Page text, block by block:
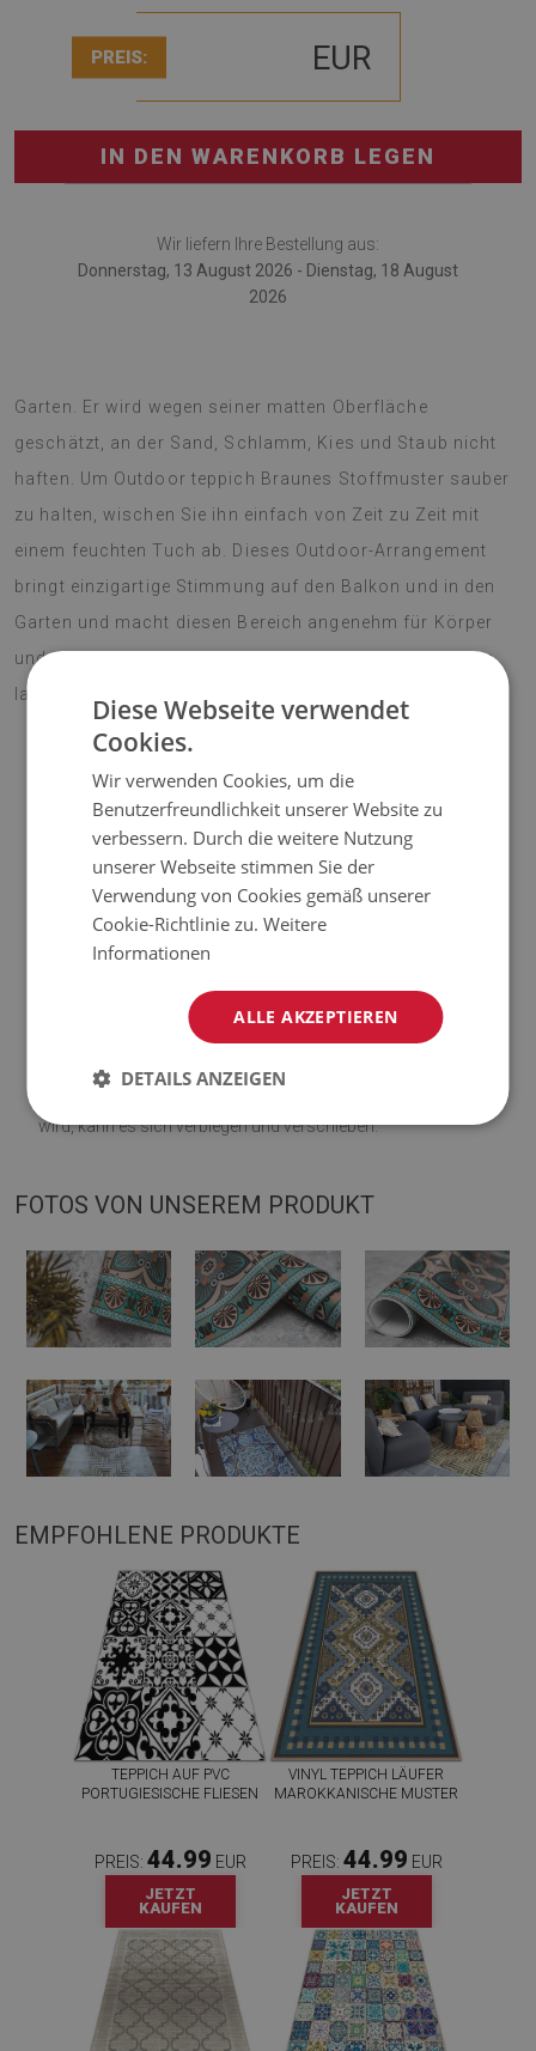
PREIS: EUR
IN DEN WARENKORB LEGEN
Wir liefern Ihre Bestellung aus:
Donnerstag, 13 August 2026 - Dienstag, 18 August
2026
Garten. Er wird wegen seiner matten Oberfläche
geschätzt, an der Sand, Schlamm, Kies und Staub nicht
haften. Um Outdoor teppich Braunes Stoffmuster sauber
zu halten, wischen Sie ihn einfach von Zeit zu Zeit mit
einem feuchten Tuch ab. Dieses Outdoor-Arrangement
bringt einzigartige Stimmung auf den Balkon und in den
Garten und macht diesen Bereich angenehm für Körper
und Seele. Lebendige Farben erfreuen das Auge für eine
lange Zeit. Machen Sie Ihre Terrasse zu einem Blickfang!
Vinyl verstärkt mit PES-Netz;
Die Teppiche sind nicht rutschfest;
Visualisierung abweichen.
ausgelegt. Wenn es auf einer weichen Oberfläche platziert
wird, kann es sich verbiegen und verschieben.
FOTOS VON UNSEREM PRODUKT
EMPFOHLENE PRODUKTE
TEPPICH AUF PVC
PORTUGIESISCHE FLIESEN
PREIS: 44.99 EUR
JETZT
KAUFEN
VINYL TEPPICH LÄUFER
MAROKKANISCHE MUSTER
PREIS: 44.99 EUR
JETZT
KAUFEN
Diese Webseite verwendet
Cookies.
Wir verwenden Cookies, um die
Benutzerfreundlichkeit unserer Website zu
verbessern. Durch die weitere Nutzung
unserer Webseite stimmen Sie der
Verwendung von Cookies gemäß unserer
Cookie-Richtlinie zu.Weitere
Informationen
ALLE AKZEPTIEREN
DETAILS ANZEIGEN